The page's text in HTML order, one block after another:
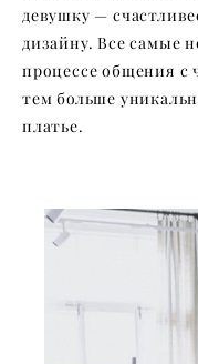
девушку —
дизайну. Все самые
процессе общения с
тем больше
платье.